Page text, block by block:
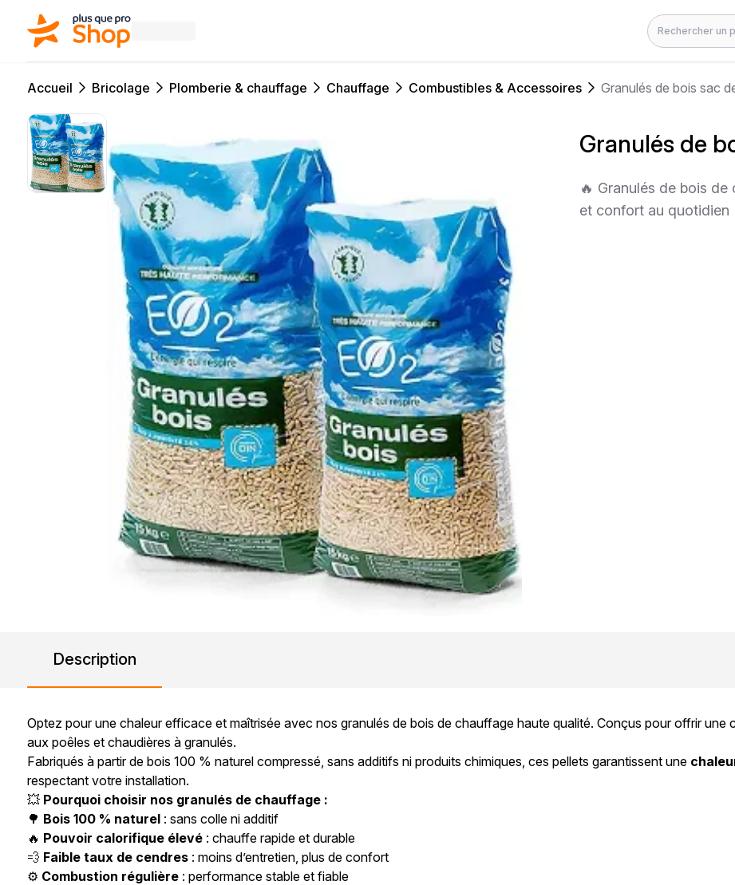
Rechercher
Accueil Bricolage Plomberie & chauffage Chauffage Combustibles & Accessoires Granulés de bois sac
Granulés de
🔥 Granulés de bois
et confort au quotidien
Description
Optez pour une chaleur efficace et maîtrisée avec nos granulés de bois de chauffage haute qualité. Conçus pour offrir
aux poêles et chaudières à granulés.
Fabriqués à partir de bois 100 % naturel compressé, sans additifs ni produits chimiques, ces pellets garantissent une
respectant votre installation.
💥 Pourquoi choisir nos granulés de chauffage :
🌳 Bois 100 % naturel : sans colle ni additif
🔥 Pouvoir calorifique élevé : chauffe rapide et durable
💨 Faible taux de cendres : moins d’entretien, plus de confort
⚙️ Combustion régulière : performance stable et fiable